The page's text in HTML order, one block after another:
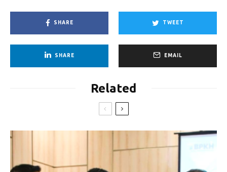
SHARE TWEET
SHARE EMAIL
Related